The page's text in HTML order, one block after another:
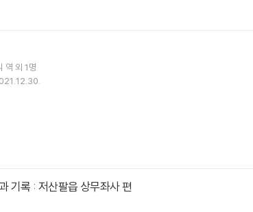
역 외 1명
기록 : 저산팔읍 상무좌사 편